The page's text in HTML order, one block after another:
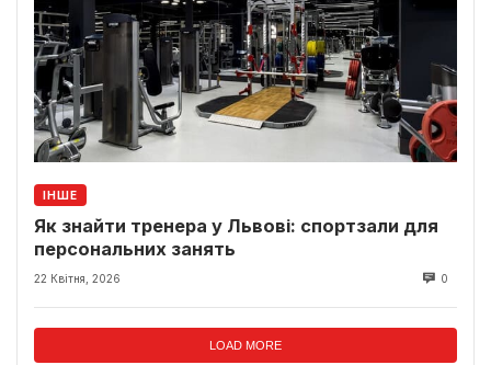
ІНШЕ
Як знайти тренера у Львові: спортзали для
персональних занять
22 Квітня, 2026 0
LOAD MORE